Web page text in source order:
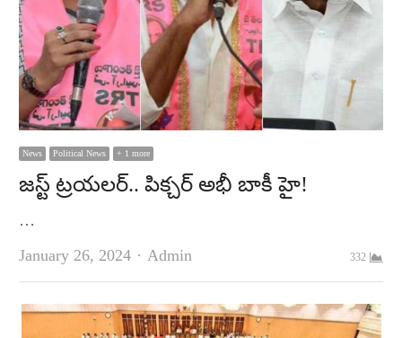
News Political News + 1 more
జ‌స్ట్ ట్ర‌య‌ల‌ర్‌.. పిక్చ‌ర్ అభీ బాకీ హై!
…
January 26, 2024
Author
Admin 332